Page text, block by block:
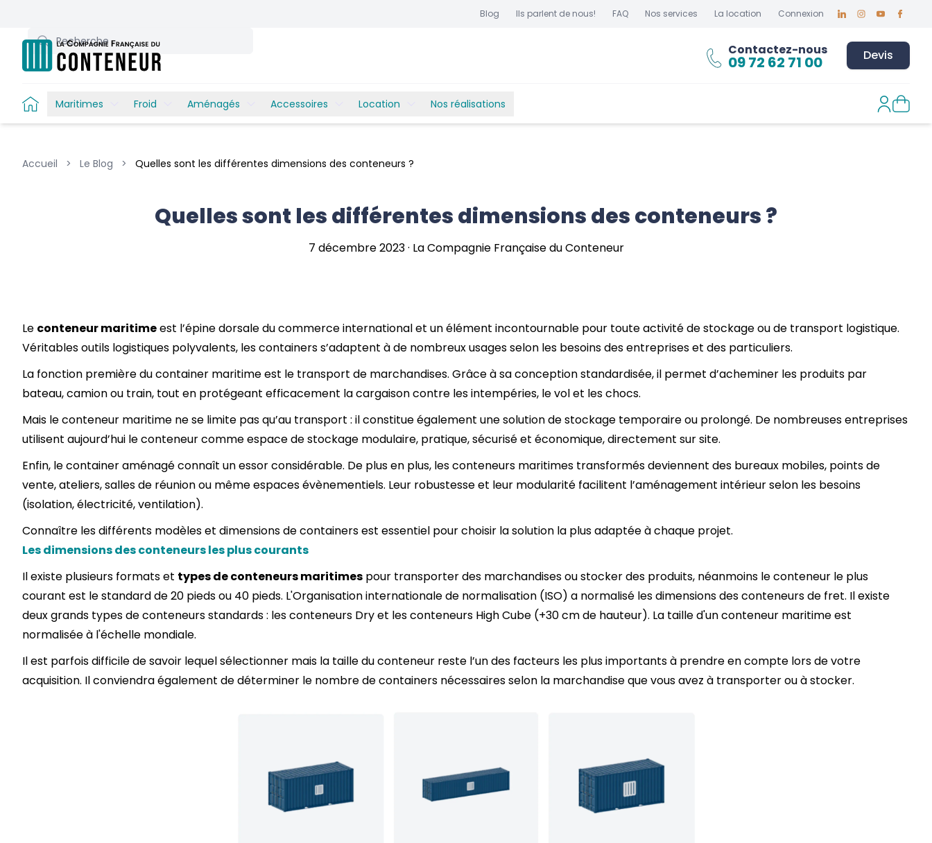
Blog Ils parlent de nous! FAQ Nos services La location Connexion LinkedinInstagram
Youtube
Recherche
Contactez-nous
09 72 62 71 00 Devis
Maritimes Froid Aménagés Accessoires Location Nos réalisations
Accueil > Le Blog > Quelles sont les différentes dimensions des conteneurs ?
Quelles sont les différentes dimensions des conteneurs ?
7 décembre 2023· La Compagnie Française du Conteneur
Le conteneur maritimeest l’épine dorsale du commerce international et un élément incontournable pour toute activité de stockage ou de transport logistique.
Véritables outils logistiques polyvalents, les containers s’adaptent à de nombreux usages selon les besoins des entreprises et des particuliers.
La fonction première du container maritime est le transport de marchandises. Grâce à sa conception standardisée, il permet d’acheminer les produits par
bateau, camion ou train, tout en protégeant efficacement la cargaison contre les intempéries, le vol et les chocs.
Mais le conteneur maritime ne se limite pas qu’au transport : il constitue également unesolution de stockage temporaire ou prolongé. De nombreuses entreprises
utilisent aujourd’hui le conteneur comme espace de stockage modulaire, pratique, sécurisé et économique, directement sur site.
Enfin, le container aménagé connaît un essor considérable. De plus en plus, les conteneurs maritimes transformés deviennent des bureaux mobiles, points de
vente, ateliers, salles de réunion ou même espaces évènementiels. Leur robustesse et leur modularité facilitent l’aménagement intérieur selon les besoins
(isolation, électricité, ventilation).
Connaître les différents modèles et dimensions de containers est essentiel pour choisir la solution la plus adaptée à chaque projet.
Les dimensions des conteneurs les plus courants
Il existe plusieurs formats et types de conteneurs maritimes pour transporter des marchandises ou stocker des produits, néanmoins le conteneur le plus
courant est le standard de 20 pieds ou 40 pieds. L'Organisation internationale de normalisation (ISO) a normalisé les dimensions des conteneurs de fret. Il existe
deux grands types de conteneurs standards : les conteneurs Dry et les conteneurs High Cube (+30 cm de hauteur). La taille d'un conteneur maritime est
normalisée à l'échelle mondiale.
Il est parfois difficile de savoir lequel sélectionner mais la taille du conteneur reste l’un des facteurs les plus importants à prendre en compte lors de votre
acquisition. Il conviendra également de déterminer le nombre de containers nécessaires selon la marchandise que vous avez à transporter ou à stocker.